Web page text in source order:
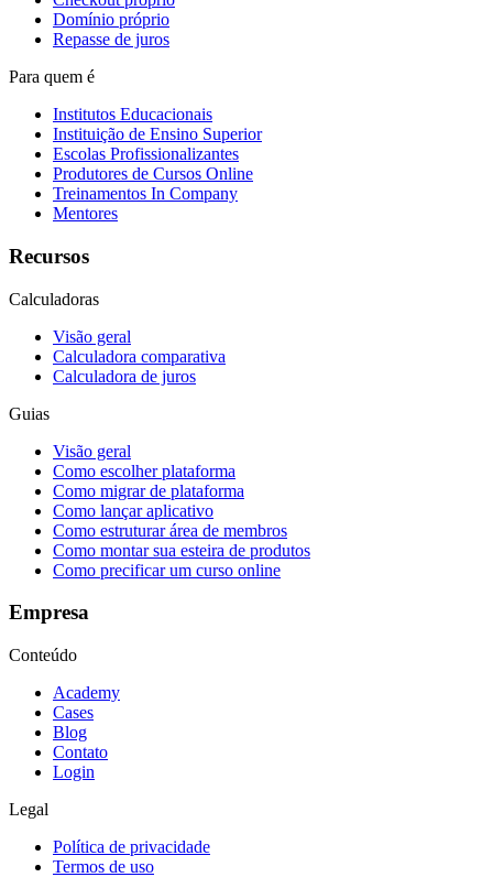
Domínio próprio
Repasse de juros
Para quem é
Institutos Educacionais
Instituição de Ensino Superior
Escolas Profissionalizantes
Produtores de Cursos Online
Treinamentos In Company
Mentores
Recursos
Calculadoras
Visão geral
Calculadora comparativa
Calculadora de juros
Guias
Visão geral
Como escolher plataforma
Como migrar de plataforma
Como lançar aplicativo
Como estruturar área de membros
Como montar sua esteira de produtos
Como precificar um curso online
Empresa
Conteúdo
Academy
Cases
Blog
Contato
Login
Legal
Política de privacidade
Termos de uso